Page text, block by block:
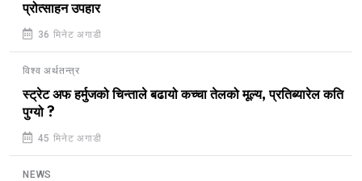
प्रोत्साहन उपहार
36 मिनेट अगाडी
विश्व अर्थतन्त्र
स्ट्रेट अफ हर्मुजको चिन्ताले बढायो कच्चा तेलको मूल्य, प्रतिब्यारेल कति
पुग्यो ?
45 मिनेट अगाडी
NEWS